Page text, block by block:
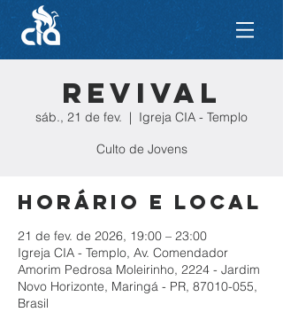
REVIVAL
sáb., 21 de fev.
  |
Igreja CIA - Templo
Culto de Jovens
Horário e local
21 de fev. de 2026, 19:00 – 23:00
Igreja CIA - Templo, Av. Comendador
Amorim Pedrosa Moleirinho, 2224 - Jardim
Novo Horizonte, Maringá - PR, 87010-055,
Brasil